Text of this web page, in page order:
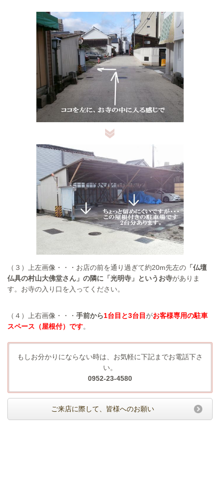
（３）上左画像・・・お店の前を通り過ぎて約20m先左の 「仏壇
仏具の村山大佛堂さん」の隣に「光明寺」というお寺がありま
す。お寺の入り口を入ってください。
（４）上右画像・・・ 手前から1台目と3台目がお客様専用の駐車
スペース（屋根付）です。
もしお分かりにならない時は、お気軽に下記までお電話下さ
い。
0952-23-4580
ご来店に際して、皆様へのお願い